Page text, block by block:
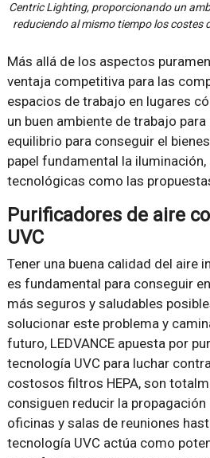
Centric Lighting, proporcionando un
reduciendo al mismo tiempo los costes
Más allá de los aspectos
ventaja competitiva para las
espacios de trabajo en lugares
un buen ambiente de trabajo
equilibrio para conseguir el
papel fundamental la
tecnológicas como las
Purificadores de aire
UVC
Tener una buena calidad del aire
es fundamental para conseguir
más seguros y saludables
solucionar este problema y
futuro, LEDVANCE apuesta por
tecnología UVC para luchar
costosos filtros HEPA, son
consiguen reducir la propagación
oficinas y salas de reuniones
tecnología UVC actúa como